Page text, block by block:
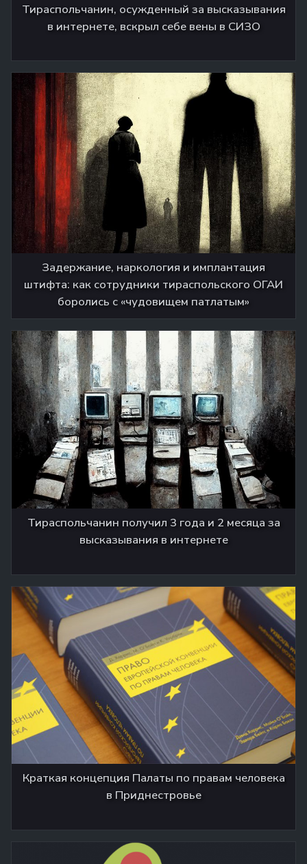
Тираспольчанин, осужденный за высказывания
в интернете, вскрыл себе вены в СИЗО
Задержание, наркология и имплантация
штифта: как сотрудники тираспольского ОГАИ
боролись с «чудовищем патлатым»
Тираспольчанин получил 3 года и 2 месяца за
высказывания в интернете
Краткая концепция Палаты по правам человека
в Приднестровье